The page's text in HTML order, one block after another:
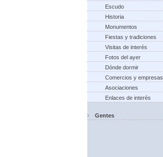
Escudo
Historia
Monumentos
Fiestas y tradiciones
Visitas de interés
Fotos del ayer
Dónde dormir
Comercios y empresas
Asociaciones
Enlaces de interés
Gentes